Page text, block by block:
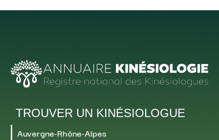
TROUVER UN KINÉSIOLOGUE
Auvergne-Rhône-Alpes